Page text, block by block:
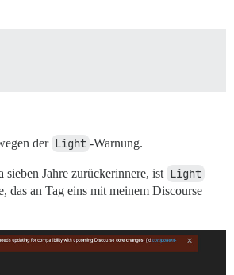
der Light -Warnung.
sieben Jahre zurückerinnere, ist Light
das an Tag eins mit meinem Discourse